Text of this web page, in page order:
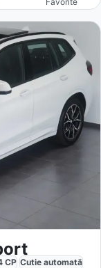
CP Cutie automată